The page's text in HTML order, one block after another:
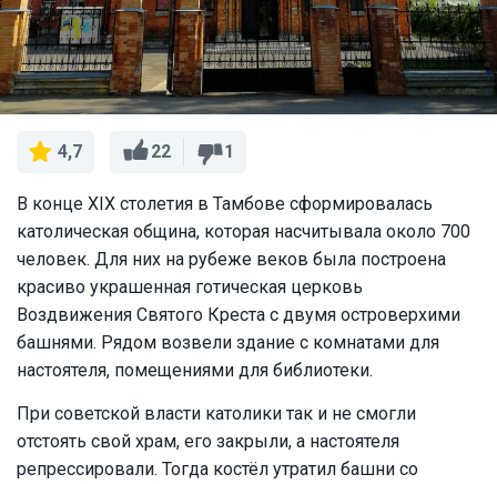
4,7 22 1
В конце XIX столетия в Тамбове сформировалась
католическая община, которая насчитывала около 700
человек. Для них на рубеже веков была построена
красиво украшенная готическая церковь
Воздвижения Святого Креста с двумя островерхими
башнями. Рядом возвели здание с комнатами для
настоятеля, помещениями для библиотеки.
При советской власти католики так и не смогли
отстоять свой храм, его закрыли, а настоятеля
репрессировали. Тогда костёл утратил башни со